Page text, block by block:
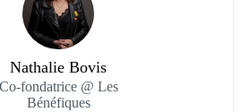
Nathalie Bovis
Co-fondatrice @ Les
Bénéfiques